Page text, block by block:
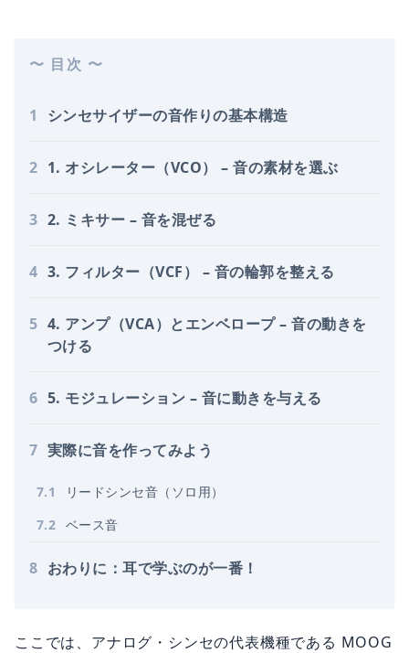
〜 目次 〜
1 シンセサイザーの音作りの基本構造
2 1. オシレーター（VCO） – 音の素材を選ぶ
3 2. ミキサー – 音を混ぜる
4 3. フィルター（VCF） – 音の輪郭を整える
5 4. アンプ（VCA）とエンベロープ – 音の動きを
つける
6 5. モジュレーション – 音に動きを与える
7 実際に音を作ってみよう
7.1
リードシンセ音（ソロ用）
7.2 ベース音
8 おわりに：耳で学ぶのが一番！
ここでは、アナログ・シンセの代表機種である MOOG